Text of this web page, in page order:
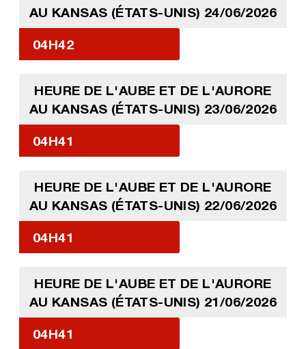
AU KANSAS (ÉTATS-UNIS) 24/06/2026
04H42
HEURE DE L'AUBE ET DE L'AURORE
AU KANSAS (ÉTATS-UNIS) 23/06/2026
04H41
HEURE DE L'AUBE ET DE L'AURORE
AU KANSAS (ÉTATS-UNIS) 22/06/2026
04H41
HEURE DE L'AUBE ET DE L'AURORE
AU KANSAS (ÉTATS-UNIS) 21/06/2026
04H41